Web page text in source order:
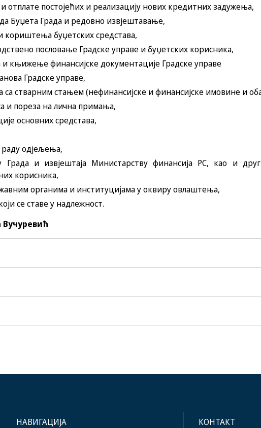
постојећих и реализацију нових кредитних задужења,
Буџета Града и редовно извјештавање,
кориштења буџетских средстава,
пословање Градске управе и буџетских корисника,
књижење финансијске документације Градске управе
Градске управе,
стварним стањем (нефинансијске и финансијске имовине и
и пореза на лична примања,
основних средстава,
раду одјељења,
и извјештаја Министарству финансија РС, као и
корисника,
органима и институцијама у оквиру овлаштења,
се ставе у надлежност.
Вучуревић
НАВИГАЦИЈА КОНТАКТ